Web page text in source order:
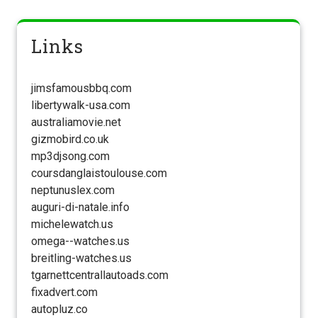
Links
jimsfamousbbq.com
libertywalk-usa.com
australiamovie.net
gizmobird.co.uk
mp3djsong.com
coursdanglaistoulouse.com
neptunuslex.com
auguri-di-natale.info
michelewatch.us
omega--watches.us
breitling-watches.us
tgarnettcentrallautoads.com
fixadvert.com
autopluz.co